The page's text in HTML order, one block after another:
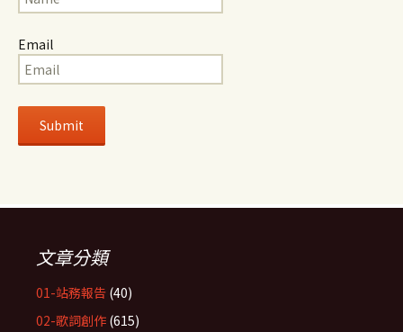
Email
文章分類
01-站務報告 (40)
02-歌詞創作 (615)